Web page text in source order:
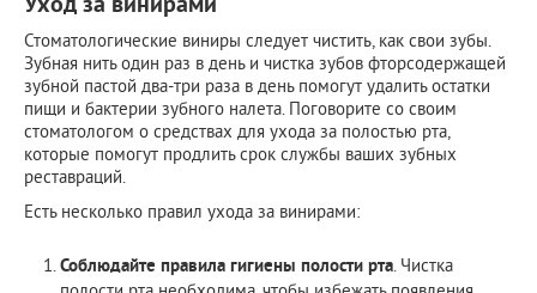
Стоматологические виниры следует чистить, как свои зубы.
Зубная нить один раз в день и чистка зубов фторсодержащей
зубной пастой два-три раза в день помогут удалить остатки
пищи и бактерии зубного налета. Поговорите со своим
стоматологом о средствах для ухода за полостью рта,
которые помогут продлить срок службы ваших зубных
реставраций.
Есть несколько правил ухода за винирами:
Соблюдайте правила гигиены полости рта. Чистка